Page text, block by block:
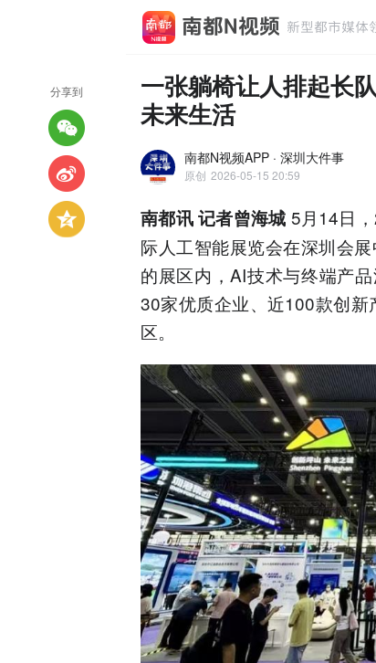
一张躺椅让人排起长
未来生活
南都N视频APP · 深圳大件事
原创 2026-05-15 20:59
南都讯 记者曾海城 5月14日
际人工智能展览会在深圳会
的展区内，AI技术与终端产
30家优质企业、近100款创
区。
分享到